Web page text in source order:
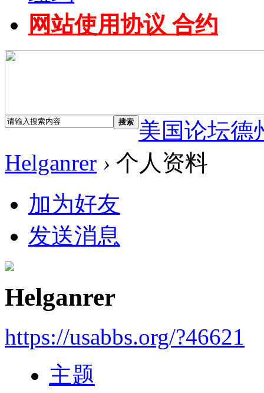
网站使用协议 合约
搜索
美国论坛德
Helganrer › 个人资料
加为好友
发送消息
Helganrer
https://usabbs.org/?46621
主题